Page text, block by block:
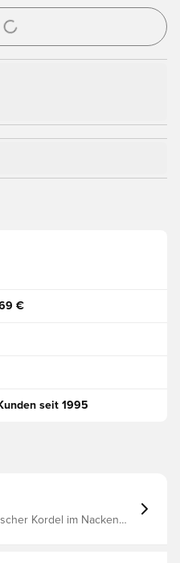
oder Registrieren als
€
seit 1995
Kordel im Nacken